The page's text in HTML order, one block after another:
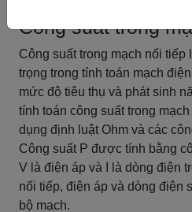
Công suất trong
Công suất trong mạch nối tiếp
trọng trong tính toán mạch
mức độ tiêu thụ và phát sinh
tính toán công suất trong
dụng định luật Ohm và các
Công suất P được tính bằng
V là điện áp và I là dòng điện
nối tiếp, điện áp và dòng điện
bộ mạch.